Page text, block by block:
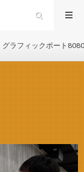
グラフィックポート